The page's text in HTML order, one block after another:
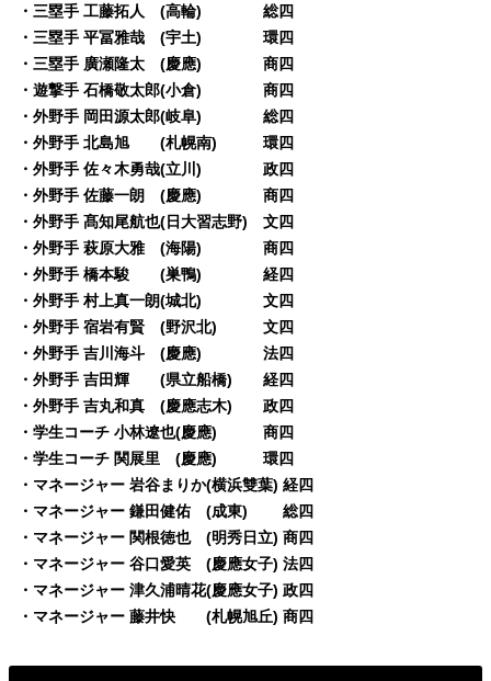
・三塁手 工藤拓人 (高輪) 総四
・三塁手 平冨雅哉 (宇土) 環四
・三塁手 廣瀬隆太 (慶應) 商四
・遊撃手 石橋敬太郎(小倉) 商四
・外野手 岡田源太郎(岐阜) 総四
・外野手 北島旭 (札幌南) 環四
・外野手 佐々木勇哉(立川) 政四
・外野手 佐藤一朗 (慶應) 商四
・外野手 髙知尾航也(日大習志野) 文四
・外野手 萩原大雅 (海陽) 商四
・外野手 橋本駿 (巣鴨) 経四
・外野手 村上真一朗(城北) 文四
・外野手 宿岩有賢 (野沢北) 文四
・外野手 吉川海斗 (慶應) 法四
・外野手 吉田輝 (県立船橋) 経四
・外野手 吉丸和真 (慶應志木) 政四
・学生コーチ 小林遼也(慶應) 商四
・学生コーチ 関展里 (慶應) 環四
・マネージャー 岩谷まりか(横浜雙葉) 経四
・マネージャー 鎌田健佑 (成東) 総四
・マネージャー 関根徳也 (明秀日立) 商四
・マネージャー 谷口愛英 (慶應女子) 法四
・マネージャー 津久浦晴花(慶應女子) 政四
・マネージャー 藤井快 (札幌旭丘) 商四